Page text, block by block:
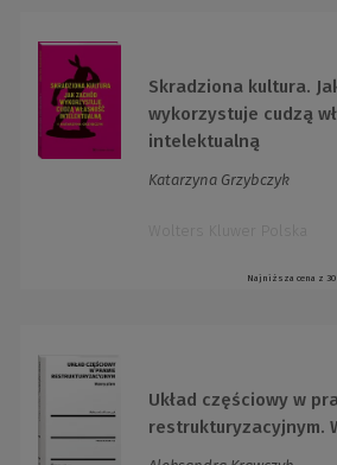
Skradziona kultura.
wykorzystuje cudzą
intelektualną
Katarzyna Grzybczyk
Najniższa cena z
Układ częściowy w
restrukturyzacyjnym.